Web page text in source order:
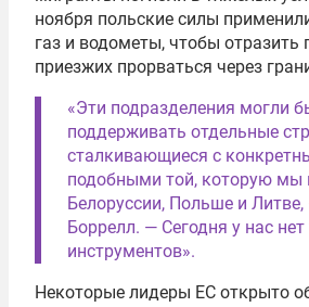
ноября польские силы
газ и водометы, чтобы отразить
приезжих прорваться через
«Эти подразделения могли
поддерживать отдельные
сталкивающиеся с
подобными той, которую
Белоруссии, Польше и
Боррелл. — Сегодня у нас нет
инструментов».
Некоторые лидеры ЕС открыто